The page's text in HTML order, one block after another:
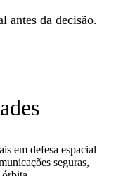
antes da decisão.
em defesa espacial
seguras,